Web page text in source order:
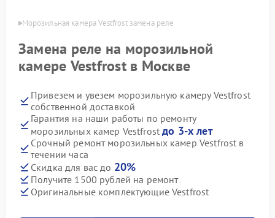
Морозильная камера Vestfrost замена реле
Замена реле на морозильной
камере Vestfrost в Москве
Привезем и увезем морозильную камеру Vestfrost
собственной доставкой
Гарантия на наши работы по ремонту
морозильных камер Vestfrostдо 3-х лет
Срочный ремонт морозильных камер Vestfrost в
течении часа
Скидка для вас до 20%
Получите 1500 рублей на ремонт
Оригинальные комплектующие Vestfrost